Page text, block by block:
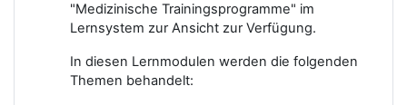
"Medizinische Trainingsprogramme" im
Lernsystem zur Ansicht zur Verfügung.
In diesen Lernmodulen werden die folgenden
Themen behandelt: